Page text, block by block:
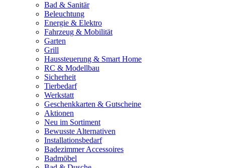
Bad & Sanitär
Beleuchtung
Energie & Elektro
Fahrzeug & Mobilität
Garten
Grill
Haussteuerung & Smart Home
RC & Modellbau
Sicherheit
Tierbedarf
Werkstatt
Geschenkkarten & Gutscheine
Aktionen
Neu im Sortiment
Bewusste Alternativen
Installationsbedarf
Badezimmer Accessoires
Badmöbel